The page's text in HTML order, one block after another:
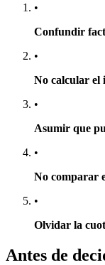
•
Confundir
•
No calcular el
•
Asumir que
•
No comparar
•
Olvidar la
Antes de